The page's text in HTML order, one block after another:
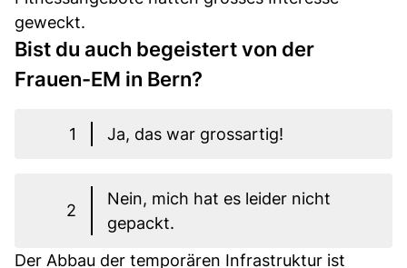
geweckt.
Bist du auch begeistert von der
Frauen-EM in Bern?
1 Ja, das war grossartig!
2
Nein, mich hat es leider nicht
gepackt.
Der Abbau der temporären Infrastruktur ist